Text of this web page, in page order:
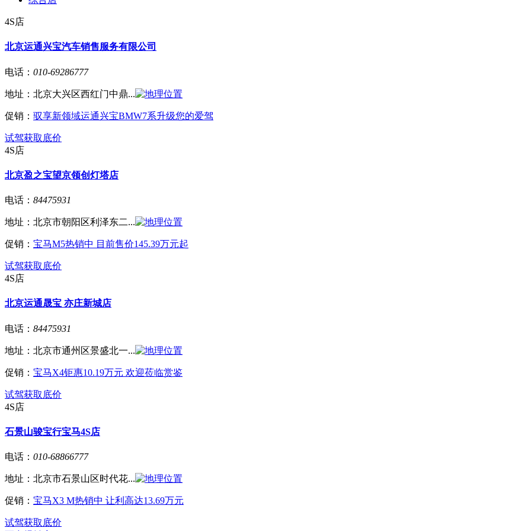
4S店
北京运通兴宝汽车销售服务有限公司
电话： 010-69286777
地址： 北京大兴区西红门中鼎...
促销： 驭享新领域运通兴宝BMW7系升级您的爱驾
试驾获取底价
4S店
北京盈之宝望京领创灯塔店
电话： 84475931
地址： 北京市朝阳区利泽东二...
促销： 宝马M5热销中 目前售价145.39万元起
试驾获取底价
4S店
北京运通晟宝 亦庄新城店
电话： 84475931
地址： 北京市通州区景盛北一...
促销： 宝马X4钜惠10.19万元 欢迎莅临赏鉴
试驾获取底价
4S店
石景山骏宝行宝马4S店
电话： 010-68866777
地址： 北京市石景山区时代花...
促销： 宝马X3 M热销中 让利高达13.69万元
试驾获取底价